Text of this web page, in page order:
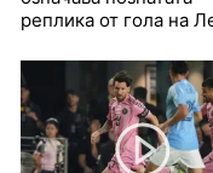
реплика от гола на